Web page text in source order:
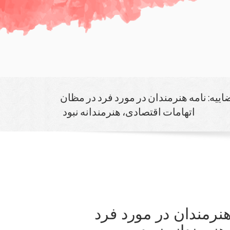
نامه هنرمندان در مورد فرد در مظان
اتهامات اقتصادی، هنرمندانه نبود
در مورد فرد